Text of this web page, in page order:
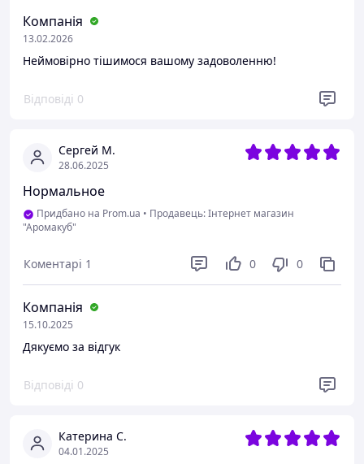
Компанія
13.02.2026
Неймовірно тішимося вашому задоволенню!
Відповіді 0
Сергей М.
28.06.2025
Нормальное
Придбано на Prom.ua • Продавець: Інтернет магазин
"Аромакуб"
Коментарі 1 0 0
Компанія
15.10.2025
Дякуємо за відгук
Відповіді 0
Катерина С.
04.01.2025